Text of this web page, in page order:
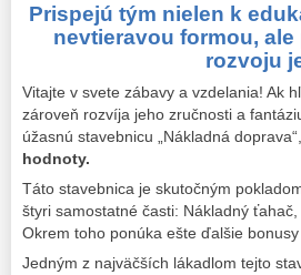
Prispejú tým nielen k
nevtieravou formou,
rozvoju
Vitajte v svete zábavy a vzdelania! Ak
zároveň rozvíja jeho zručnosti a
úžasnú stavebnicu „Nákladná
hodnoty.
Táto stavebnica je skutočným
štyri samostatné časti: Nákladný
Okrem toho ponúka ešte ďalšie
Jedným z najväčších lákadlom tejto